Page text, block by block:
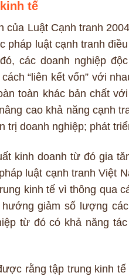
tế
Luật Cạnh tranh
pháp luật cạnh tranh
các doanh nghiệp
“liên kết vốn” với
toàn khác bản chất
cao khả năng cạnh
trị doanh nghiệp; phát
kinh doanh từ đó gia
luật cạnh tranh Việt
kinh tế vì thông qua
giảm số lượng
từ đó có khả năng
rằng tập trung kinh